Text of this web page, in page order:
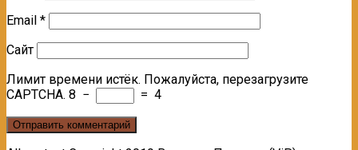
Email *
Сайт
Лимит времени истёк. Пожалуйста, перезагрузите
CAPTCHA. 8 − = 4